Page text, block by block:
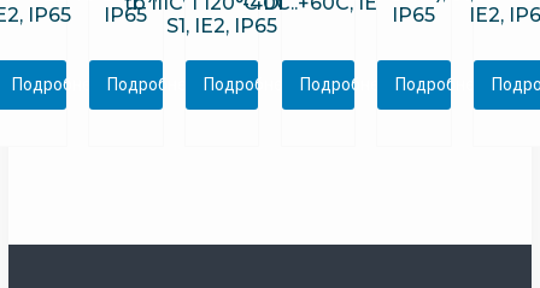
IP65
Подробнее
IP65
Подробнее
S1, IE2, IP65
Подробнее Подробнее
IP65
Подробнее
IE2,